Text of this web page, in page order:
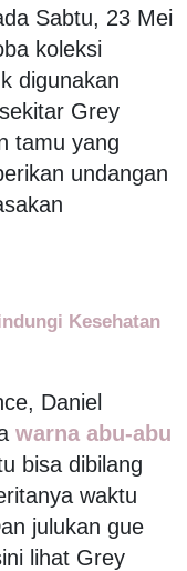
Sabtu, 23 Mei
koleksi
digunakan
Grey
tamu yang
undangan
Kesehatan
Daniel
warna abu-abu
bisa dibilang
waktu
julukan gue
lihat Grey